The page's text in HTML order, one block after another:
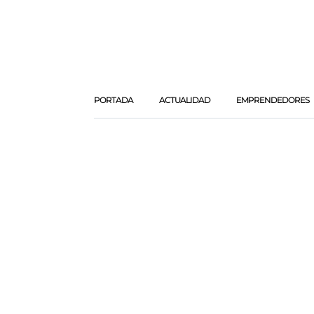
PORTADA ACTUALIDAD EMPRENDEDORES